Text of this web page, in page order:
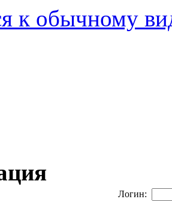
к обычному
Логин: